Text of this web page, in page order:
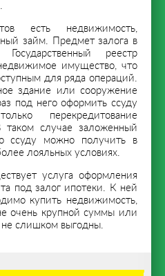
есть недвижимость,
займ. Предмет залога в
реестр
имущество, что
для ряда операций.
здание или сооружение
под него оформить ссуду
перекредитование
таком случае заложенный
ссуду можно получить в
лояльных условиях.
услуга оформления
под залог ипотеки. К ней
купить недвижимость,
очень крупной суммы или
не слишком выгодны.